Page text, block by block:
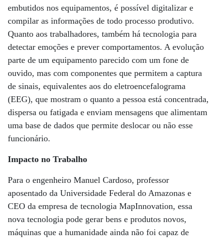
embutidos nos equipamentos, é possível digitalizar e
compilar as informações de todo processo produtivo.
Quanto aos trabalhadores, também há tecnologia para
detectar emoções e prever comportamentos. A evolução
parte de um equipamento parecido com um fone de
ouvido, mas com componentes que permitem a captura
de sinais, equivalentes aos do eletroencefalograma
(EEG), que mostram o quanto a pessoa está concentrada,
dispersa ou fatigada e enviam mensagens que alimentam
uma base de dados que permite deslocar ou não esse
funcionário.
Impacto no Trabalho
Para o engenheiro Manuel Cardoso, professor
aposentado da Universidade Federal do Amazonas e
CEO da empresa de tecnologia MapInnovation, essa
nova tecnologia pode gerar bens e produtos novos,
máquinas que a humanidade ainda não foi capaz de